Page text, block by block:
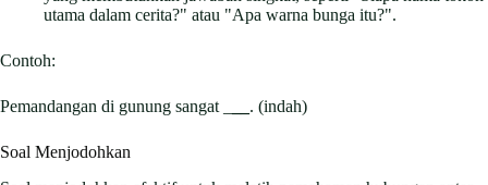
utama dalam cerita?" atau "Apa warna bunga itu?".
Contoh:
Pemandangan di gunung sangat _ . (indah)
Soal Menjodohkan